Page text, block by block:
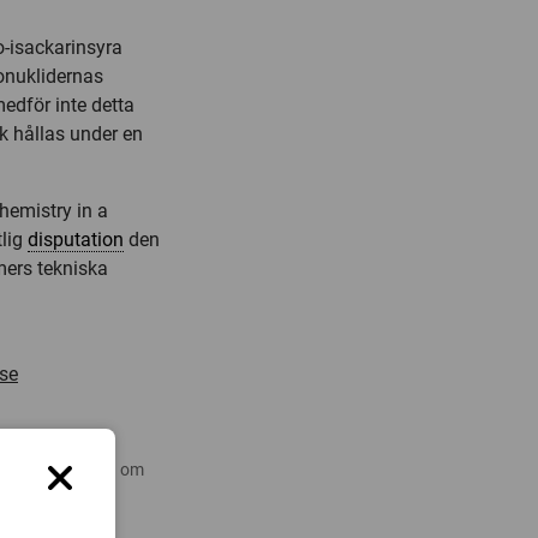
isackarinsyra
inte detta
hållas under en
in a
disputation den
tekniska
forskning om